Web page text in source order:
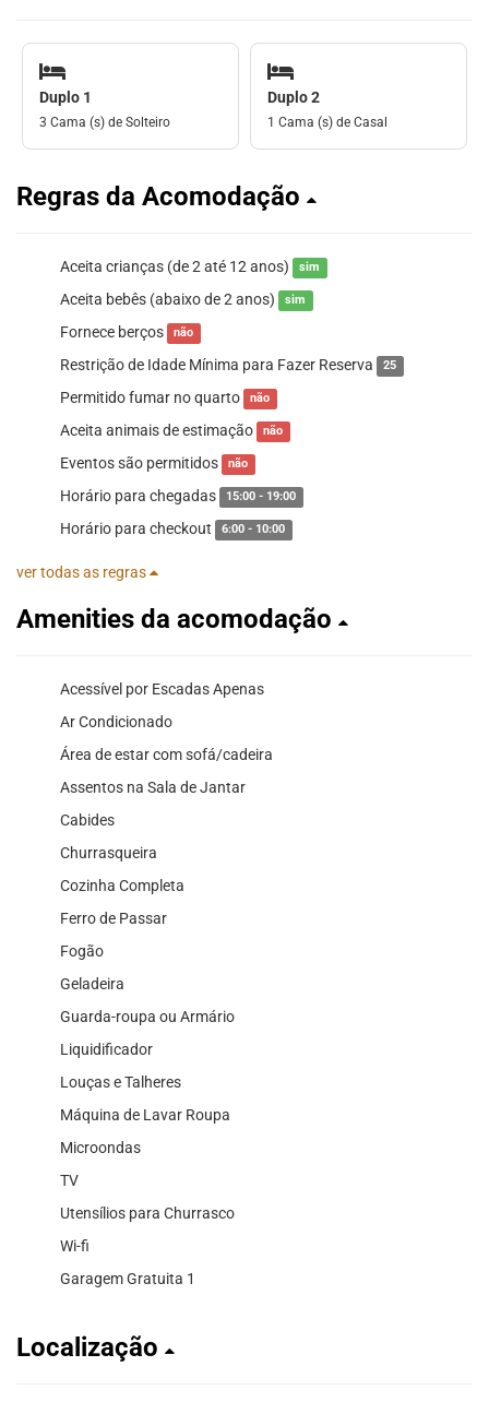
Duplo 1
3 Cama (s) de Solteiro
Duplo 2
1 Cama (s) de Casal
Regras da Acomodação
Aceita crianças (de 2 até 12 anos) sim
Aceita bebês (abaixo de 2 anos) sim
Fornece berços não
Restrição de Idade Mínima para Fazer Reserva 25
Permitido fumar no quarto não
Aceita animais de estimação não
Eventos são permitidos não
Horário para chegadas 15:00 - 19:00
Horário para checkout 6:00 - 10:00
ver todas as regras
Amenities da acomodação
Acessível por Escadas Apenas
Ar Condicionado
Área de estar com sofá/cadeira
Assentos na Sala de Jantar
Cabides
Churrasqueira
Cozinha Completa
Ferro de Passar
Fogão
Geladeira
Guarda-roupa ou Armário
Liquidificador
Louças e Talheres
Máquina de Lavar Roupa
Microondas
TV
Utensílios para Churrasco
Wi-fi
Garagem Gratuita 1
Localização